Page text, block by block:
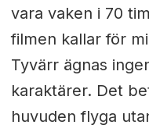
vara vaken i 70
filmen kallar för
Tyvärr ägnas
karaktärer. Det
huvuden flyga